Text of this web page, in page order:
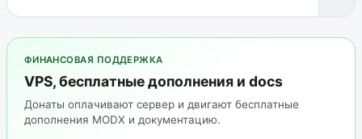
ФИНАНСОВАЯ ПОДДЕРЖКА
VPS, бесплатные дополнения и docs
Донаты оплачивают сервер и двигают бесплатные
дополнения MODX и документацию.